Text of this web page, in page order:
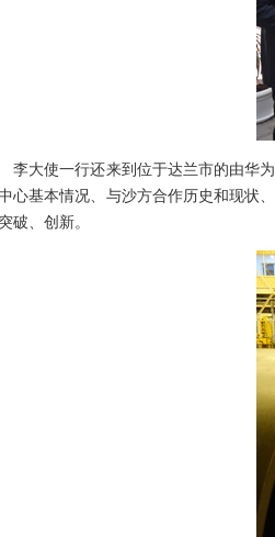
大使一行还来到位于达兰市的由华为
心基本情况、与沙方合作历史和现状
破、创新。